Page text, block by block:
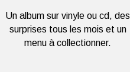
Un album sur vinyle ou cd, des
surprises tous les mois et un
menu à collectionner.